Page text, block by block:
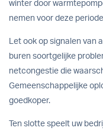
winter door
nemen voor deze
Let ook op signalen van
buren soortgelijke
netcongestie die
Gemeenschappelijke
goedkoper.
Ten slotte speelt uw